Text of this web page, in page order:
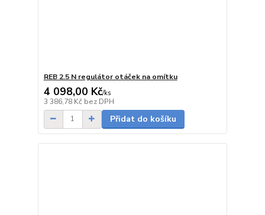
REB 2.5 N regulátor otáček na omítku
4 098,00 Kč/ks
3 386,78 Kč bez DPH
Přidat do košíku